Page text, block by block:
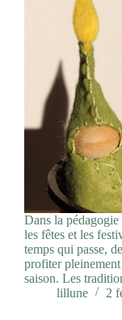
Dans la
les fêtes et les
temps qui passe,
profiter
saison. Les
lillune
2